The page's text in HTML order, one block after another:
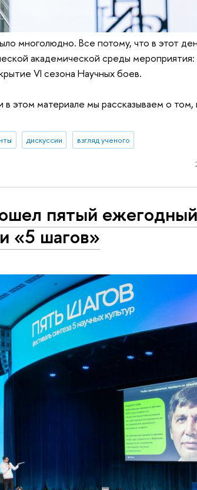
многолюдно. Все потому, что в этот
академической среды
VI сезона Научных боев.
этом материале мы рассказываем о том,
дискуссии взгляд ученого
пятый ежегодный
«5 шагов»